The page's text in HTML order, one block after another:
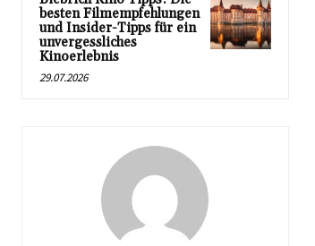
besten Filmempfehlungen
und Insider-Tipps für ein
unvergessliches
Kinoerlebnis
29.07.2026